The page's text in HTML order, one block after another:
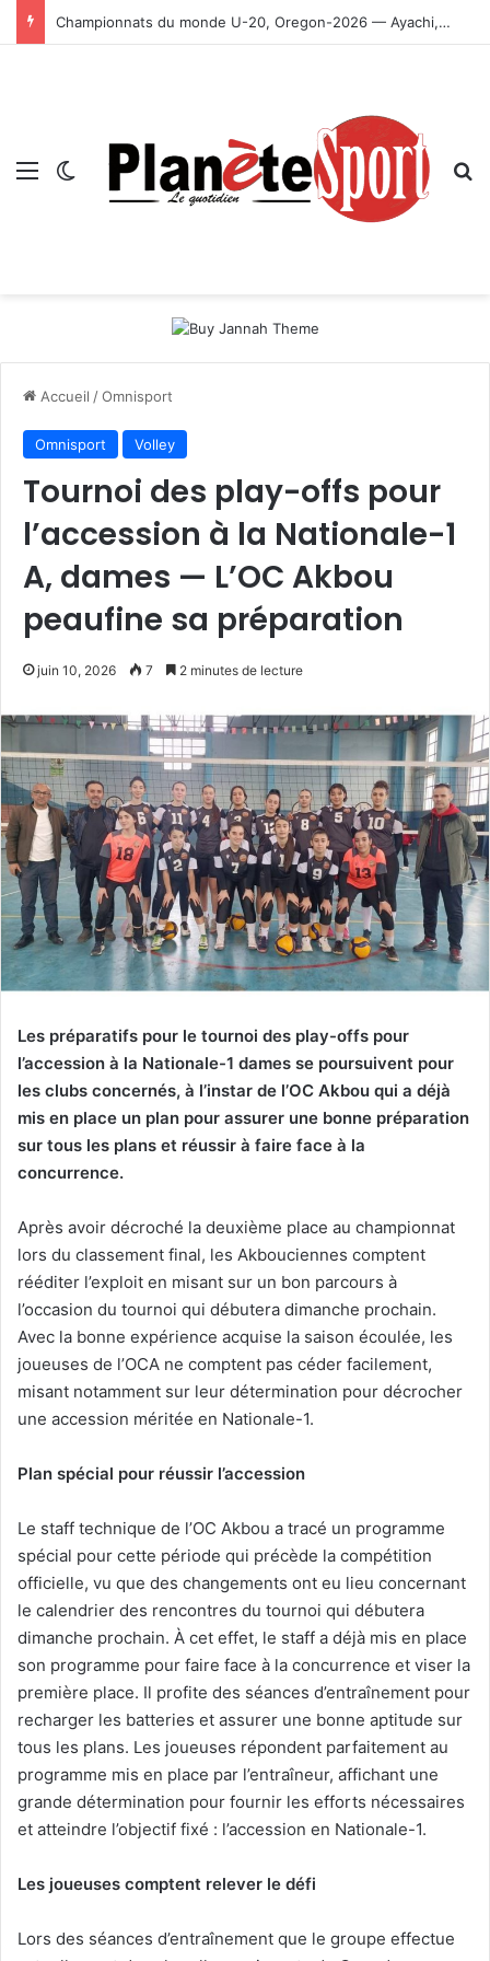
Championnats du monde U-20, Oregon-2026 — Ayachi, Dissa, Touahria et Ghezali en finale
Menu Switch skin
Accueil /Omnisport
Omnisport Volley
Tournoi des play-offs pour
l’accession à la Nationale-1
A, dames — L’OC Akbou
peaufine sa préparation
juin 10, 2026 7 2 minutes de lecture
Les préparatifs pour le tournoi des play-offs pour
l’accession à la Nationale-1 dames se poursuivent pour
les clubs concernés, à l’instar de l’OC Akbou qui a déjà
mis en place un plan pour assurer une bonne préparation
sur tous les plans et réussir à faire face à la
concurrence.
Après avoir décroché la deuxième place au championnat
lors du classement final, les Akbouciennes comptent
rééditer l’exploit en misant sur un bon parcours à
l’occasion du tournoi qui débutera dimanche prochain.
Avec la bonne expérience acquise la saison écoulée, les
joueuses de l’OCA ne comptent pas céder facilement,
misant notamment sur leur détermination pour décrocher
une accession méritée en Nationale-1.
Plan spécial pour réussir l’accession
Le staff technique de l’OC Akbou a tracé un programme
spécial pour cette période qui précède la compétition
officielle, vu que des changements ont eu lieu concernant
le calendrier des rencontres du tournoi qui débutera
dimanche prochain. À cet effet, le staff a déjà mis en place
son programme pour faire face à la concurrence et viser la
première place. Il profite des séances d’entraînement pour
recharger les batteries et assurer une bonne aptitude sur
tous les plans. Les joueuses répondent parfaitement au
programme mis en place par l’entraîneur, affichant une
grande détermination pour fournir les efforts nécessaires
et atteindre l’objectif fixé : l’accession en Nationale-1.
Les joueuses comptent relever le défi
Lors des séances d’entraînement que le groupe effectue